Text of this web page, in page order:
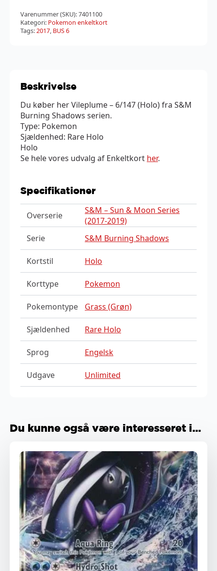
Varenummer (SKU):7401100
Kategori: Pokemon enkeltkort
Tags:2017, BUS 6
Beskrivelse
Du køber her Vileplume – 6/147 (Holo) fra S&M
Burning Shadows serien.
Type: Pokemon
Sjældenhed: Rare Holo
Holo
Se hele vores udvalg af Enkeltkort her.
Specifikationer
Overserie
S&M – Sun & Moon Series
(2017-2019)
Serie
S&M Burning Shadows
Kortstil Holo
Korttype Pokemon
Pokemontype Grass (Grøn)
Sjældenhed Rare Holo
Sprog Engelsk
Udgave Unlimited
Du kunne også være interesseret i...